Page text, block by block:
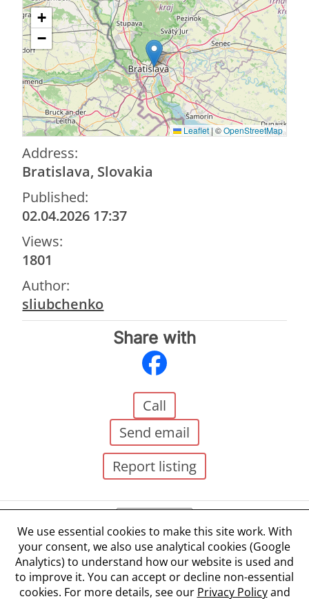
+
−
Leaflet | ©OpenStreetMap
Address:
Bratislava, Slovakia
Published:
02.04.2026 17:37
Views:
1801
Author:
sliubchenko
Share with
Call
Send email
Report listing
Terms and Conditions
Privacy Policy
Cookie Policy
We use essential cookies to make this site work. With
your consent, we also use analytical cookies (Google
Analytics) to understand how our website is used and
to improve it. You can accept or decline non-essential
cookies. For more details, see our Privacy Policyand